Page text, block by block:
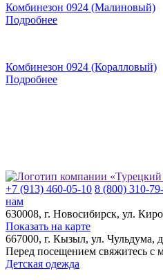
Комбинезон 0924 (Малиновый)
Подробнее
Комбинезон 0924 (Коралловый)
Подробнее
+7 (913) 460-05-10 8 (800) 310-
нам
630008, г. Новосибирск, ул.
Показать на карте
667000, г. Кызыл, ул. Чульдума,
Перед посещением свяжитесь с
Детская одежда